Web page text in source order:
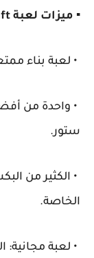
▪️ ميزات لعبة block craft :
• لعبة بناء
• واحدة من
ستور.
• الكثير من
الخاصة.
• لعبة